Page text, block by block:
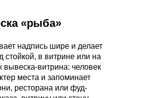
«рыба»
надпись шире и делает
в витрине или на
вывеска-витрина: человек
места и запоминает
ресторана или фуд-